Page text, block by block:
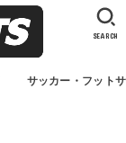
サッカー・フット
SEARCH